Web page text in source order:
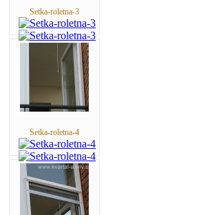
Setka-roletna-3
Setka-roletna-4